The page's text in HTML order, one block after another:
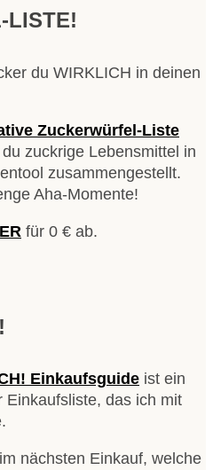
LISTE!
du WIRKLICH in deinen
Zuckerwürfel-Liste
zuckrige Lebensmittel in
zusammengestellt.
Aha-Momente!
für 0 € ab.
Einkaufsguide ist ein
Einkaufsliste, das ich mit
nächsten Einkauf, welche